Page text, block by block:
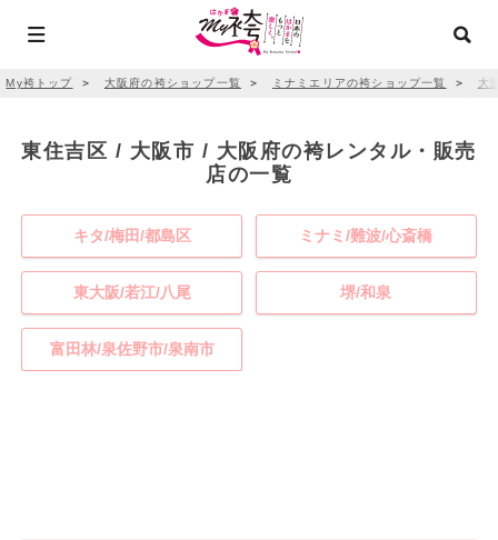
My袴トップ ＞ 大阪府の袴ショップ一覧 ＞ ミナミエリアの袴ショップ一覧 ＞ 大
東住吉区 / 大阪市 / 大阪府の袴レンタル・販売
店の一覧
キタ/梅田/都島区 ミナミ/難波/心斎橋
東大阪/若江/八尾 堺/和泉
富田林/泉佐野市/泉南市